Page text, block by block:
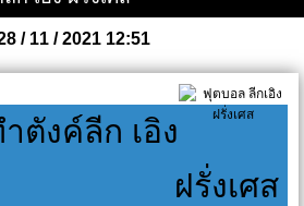
/ 11 / 2021 12:51
ตังค์ลีก เอิง
ฝรั่งเศส